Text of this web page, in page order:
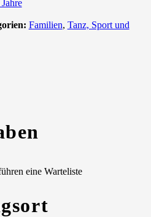
Familien, Tanz, Sport und
eine Warteliste